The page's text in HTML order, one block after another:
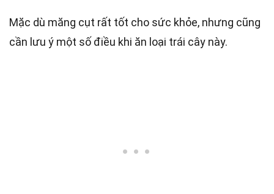
Mặc dù măng cụt rất tốt cho sức khỏe, nhưng cũng
cần lưu ý một số điều khi ăn loại trái cây này.